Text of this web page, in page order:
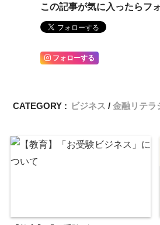
この記事が気に入ったらフ
フォローする
CATEGORY : ビジネス 金融リテラ